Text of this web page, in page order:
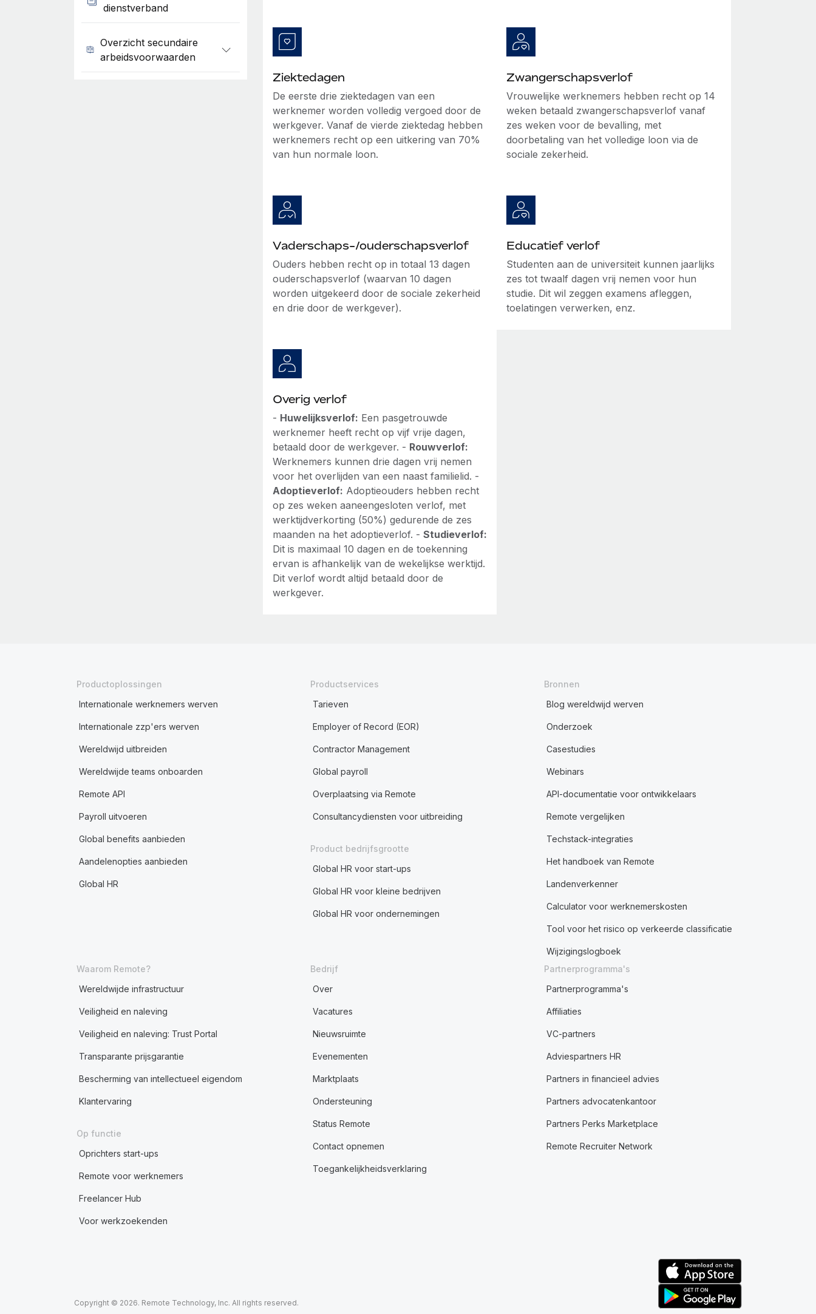
dienstverband
Overzicht secundaire
arbeidsvoorwaarden
Ziektedagen
De eerste drie ziektedagen van een
werknemer worden volledig vergoed door de
werkgever. Vanaf de vierde ziektedag hebben
werknemers recht op een uitkering van 70%
van hun normale loon.
Zwangerschapsverlof
Vrouwelijke werknemers hebben recht op 14
weken betaald zwangerschapsverlof vanaf
zes weken voor de bevalling, met
doorbetaling van het volledige loon via de
sociale zekerheid.
Vaderschaps-/ouderschapsverlof
Ouders hebben recht op in totaal 13 dagen
ouderschapsverlof (waarvan 10 dagen
worden uitgekeerd door de sociale zekerheid
en drie door de werkgever).
Educatief verlof
Studenten aan de universiteit kunnen jaarlijks
zes tot twaalf dagen vrij nemen voor hun
studie. Dit wil zeggen examens afleggen,
toelatingen verwerken, enz.
Overig verlof
- Huwelijksverlof: Een pasgetrouwde
werknemer heeft recht op vijf vrije dagen,
betaald door de werkgever. - Rouwverlof:
Werknemers kunnen drie dagen vrij nemen
voor het overlijden van een naast familielid. -
Adoptieverlof: Adoptieouders hebben recht
op zes weken aaneengesloten verlof, met
werktijdverkorting (50%) gedurende de zes
maanden na het adoptieverlof. - Studieverlof:
Dit is maximaal 10 dagen en de toekenning
ervan is afhankelijk van de wekelijkse werktijd.
Dit verlof wordt altijd betaald door de
werkgever.
Productoplossingen
Internationale werknemers werven
Internationale zzp'ers werven
Wereldwijd uitbreiden
Wereldwijde teams onboarden
Remote API
Payroll uitvoeren
Global benefits aanbieden
Aandelenopties aanbieden
Global HR
Productservices
Tarieven
Employer of Record (EOR)
Contractor Management
Global payroll
Overplaatsing via Remote
Consultancydiensten voor uitbreiding
Product bedrijfsgrootte
Global HR voor start-ups
Global HR voor kleine bedrijven
Global HR voor ondernemingen
Bronnen
Blog wereldwijd werven
Onderzoek
Casestudies
Webinars
API-documentatie voor ontwikkelaars
Remote vergelijken
Techstack-integraties
Het handboek van Remote
Landenverkenner
Calculator voor werknemerskosten
Tool voor het risico op verkeerde classificatie
Wijzigingslogboek
Waarom Remote?
Wereldwijde infrastructuur
Veiligheid en naleving
Veiligheid en naleving: Trust Portal
Transparante prijsgarantie
Bescherming van intellectueel eigendom
Klantervaring
Op functie
Oprichters start-ups
Remote voor werknemers
Freelancer Hub
Voor werkzoekenden
Bedrijf
Over
Vacatures
Nieuwsruimte
Evenementen
Marktplaats
Ondersteuning
Status Remote
Contact opnemen
Toegankelijkheidsverklaring
Partnerprogramma's
Partnerprogramma's
Affiliaties
VC-partners
Adviespartners HR
Partners in financieel advies
Partners advocatenkantoor
Partners Perks Marketplace
Remote Recruiter Network
Copyright © 2026. Remote Technology, Inc. All rights reserved.